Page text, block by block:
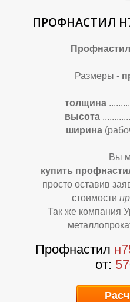
ПРОФНАСТИЛ
Профнастил
Размеры -
толщина
высота
ширина
Вы
купить
просто оставив
стоимости
Так же компания
Профнастил
от: